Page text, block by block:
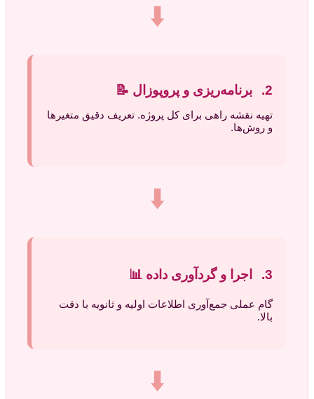
⬇️
2. برنامه‌ریزی و پروپوزال 📝
تهیه نقشه‌ راهی برای کل پروژه. تعریف دقیق متغیرها
و روش‌ها.
⬇️
3. اجرا و گردآوری داده 📊
گام عملی جمع‌آوری اطلاعات اولیه و ثانویه با دقت
بالا.
⬇️